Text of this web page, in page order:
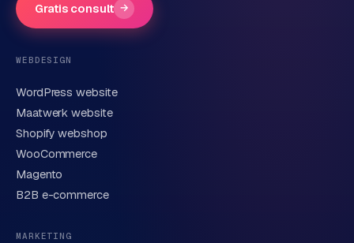
Telefoonnummer(optioneel)
Korte omschrijving van je vraag of project
Gratis consult →
WEBDESIGN
WordPress website
Maatwerk website
Shopify webshop
WooCommerce
Magento
B2B e-commerce
MARKETING